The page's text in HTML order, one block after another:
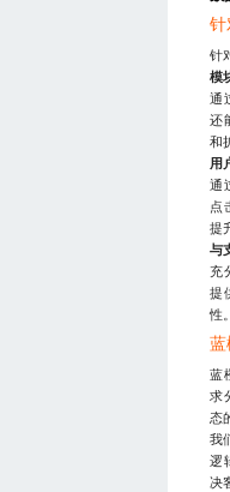
针
针
模
通
还
和
用
通
点
提
与
充
提
性。
蓝
蓝
求
态
我
逻
决